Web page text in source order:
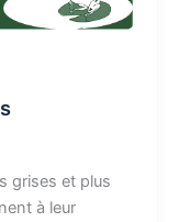
grises et plus
à leur